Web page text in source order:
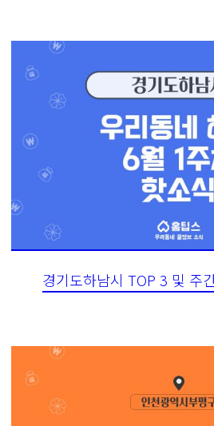
경기도하남시 TOP 3 및 주